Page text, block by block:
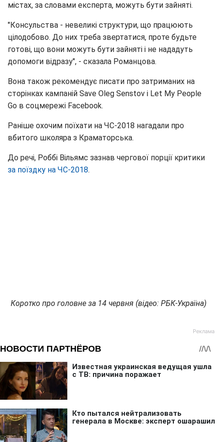
містах, за словами експерта, можуть бути зайняті.
"Консульства - невеликі структури, що працюють
цілодобово. До них треба звертатися, проте будьте
готові, що вони можуть бути зайняті і не нададуть
допомоги відразу", - сказала Романцова.
Вона також рекомендує писати про затриманих на
сторінках кампаній Save Oleg Senstov і Let My People
Go в соцмережі Facebook.
Раніше охочим поїхати на ЧС-2018 нагадали про
вбитого школяра з Краматорська.
До речі, Роббі Вільямс зазнав чергової порції критики
за поїздку на ЧС-2018.
Коротко про головне за 14 червня (відео: РБК-Україна)